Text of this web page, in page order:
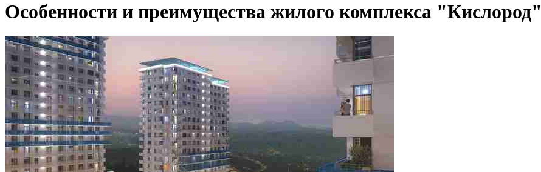
Особенности и преимущества жилого комплекса "Кислород"